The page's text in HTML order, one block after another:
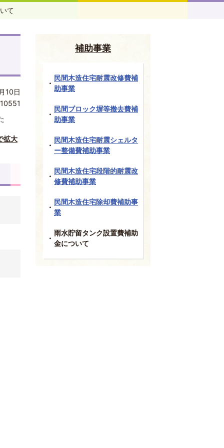
て
10日
10551
拡大
補助事業
民間木造住宅耐震改修費補
助事業
民間ブロック塀等撤去費補
助事業
民間木造住宅耐震シェルタ
ー整備費補助事業
民間木造住宅段階的耐震改
修費補助事業
民間木造住宅除却費補助事
業
雨水貯留タンク設置費補助
金について